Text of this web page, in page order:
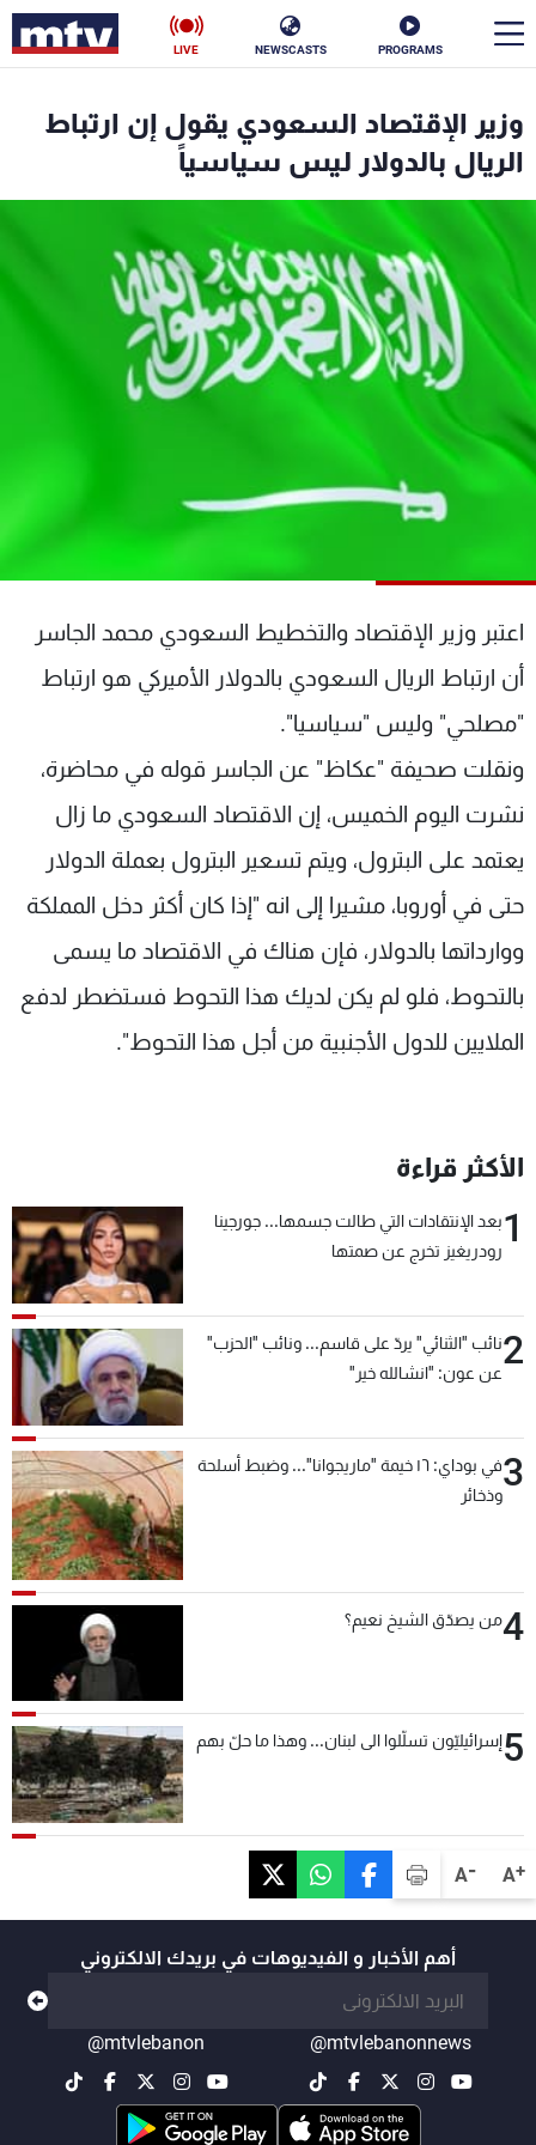
PROGRAMS
NEWSCASTS
LIVE
A+
A-
وزير الإقتصاد السعودي يقول إن ارتباط
الريال بالدولار ليس سياسياً
اعتبر وزير الإقتصاد والتخطيط السعودي محمد الجاسر
أن ارتباط الريال السعودي بالدولار الأميركي هو ارتباط
"مصلحي" وليس "سياسيا".
ونقلت صحيفة "عكاظ" عن الجاسر قوله في محاضرة،
نشرت اليوم الخميس، إن الاقتصاد السعودي ما زال
يعتمد على البترول، ويتم تسعير البترول بعملة الدولار
حتى في أوروبا، مشيرا إلى انه "إذا كان أكثر دخل المملكة
ووارداتها بالدولار، فإن هناك في الاقتصاد ما يسمى
بالتحوط، فلو لم يكن لديك هذا التحوط فستضطر لدفع
الملايين للدول الأجنبية من أجل هذا التحوط".
الأكثر قراءة
1بعد الإنتقادات التي طالت جسمها... جورجينا
رودريغيز تخرج عن صمتها
2نائب "الثنائي" يردّ على قاسم... ونائب "الحزب"
عن عون: "انشالله خير"
3
في بوداي: ١٦ خيمة "ماريجوانا"... وضبط أسلحة
وذخائر
4من يصدّق الشيخ نعيم؟
5إسرائيليّون تسلّلوا الى لبنان... وهذا ما حلّ بهم
أهم الأخبار و الفيديوهات في بريدك الالكتروني
@mtvlebanonnews
@mtvlebanon
الأخبار
سياسة
فن
منوعات رياضة
كأس العالم
جدول البرامج
عن MTV
الإنـتـاج
لاعلاناتكم
وظائف
تواصل معنا
شروط الإسـتخدام